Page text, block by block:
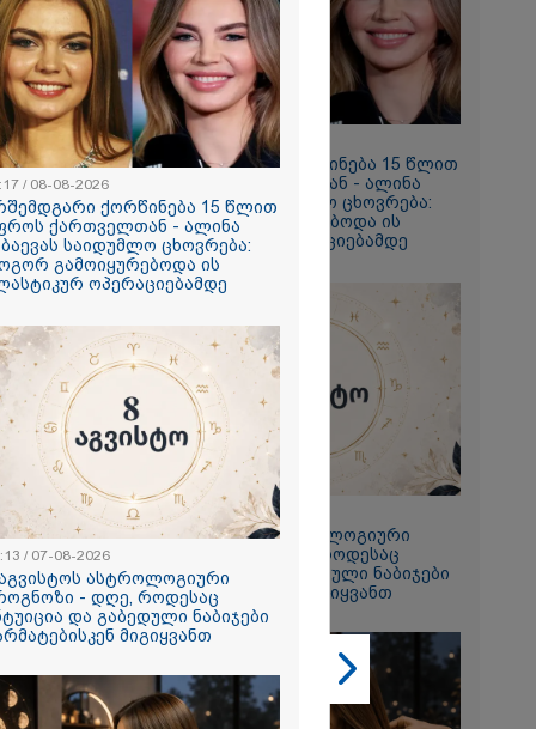
- 57
წვიმა" -
რომელ
უნდა
ქარის
მეგობარმა
- ეკა
11:17 / 08-08-2026
არშემდგარი ქორწინება 15 წლით
უფროს ქართველთან - ალინა
კაბაევას საიდუმლო ცხოვრება:
როგორ გამოიყურებოდა ის
პლასტიკურ ოპერაციებამდე
23:13 / 07-08-2026
8 აგვისტოს ასტროლოგიური
პროგნოზი - დღე, როდესაც
ინტუიცია და გაბედული ნაბიჯები
წარმატებისკენ მიგიყვანთ
/ 08-08-2026
ქორწინება 15 წლით
ქართველთან - ალინა
საიდუმლო ცხოვრება:
გამოიყურებოდა ის
ოპერაციებამდე
/ 07-08-2026
ასტროლოგიური
- დღე, როდესაც
და გაბედული ნაბიჯები
მიგიყვანთ